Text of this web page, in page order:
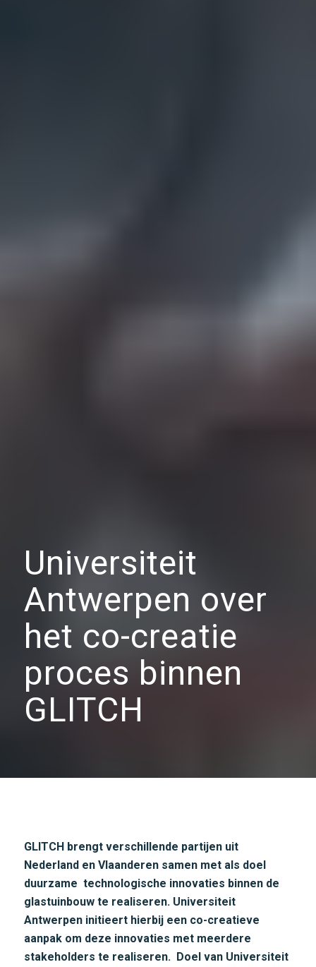
Universiteit
Antwerpen over
het co-creatie
proces binnen
GLITCH
GLITCH brengt verschillende partijen uit
Nederland en Vlaanderen samen met als doel
duurzame technologische innovaties binnen de
glastuinbouw te realiseren. Universiteit
Antwerpen initieert hierbij een co-creatieve
aanpak om deze innovaties met meerdere
stakeholders te realiseren. Doel van Universiteit